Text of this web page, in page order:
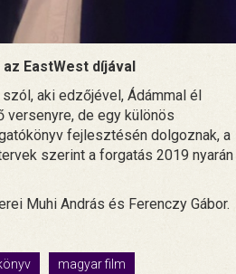
EastWest díjával
aki edzőjével, Ádámmal él
de egy különös
fejlesztésén dolgoznak, a
szerint a forgatás 2019 nyarán
Muhi András és Ferenczy Gábor.
magyar film